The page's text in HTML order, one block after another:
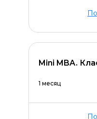
Mini MBA.
1 месяц